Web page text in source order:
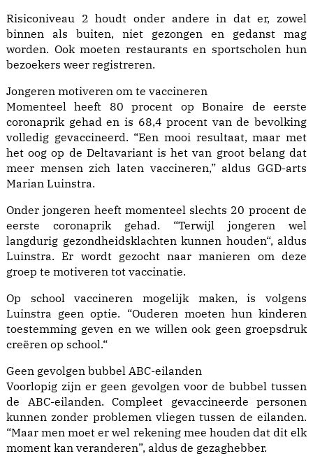
Risiconiveau 2 houdt onder andere in dat er, zowel
binnen als buiten, niet gezongen en gedanst mag
worden. Ook moeten restaurants en sportscholen hun
bezoekers weer registreren.
Jongeren motiveren om te vaccineren
Momenteel heeft 80 procent op Bonaire de eerste
coronaprik gehad en is 68,4 procent van de bevolking
volledig gevaccineerd. “Een mooi resultaat, maar met
het oog op de Deltavariant is het van groot belang dat
meer mensen zich laten vaccineren,” aldus GGD-arts
Marian Luinstra.
Onder jongeren heeft momenteel slechts 20 procent de
eerste coronaprik gehad. “Terwijl jongeren wel
langdurig gezondheidsklachten kunnen houden“, aldus
Luinstra. Er wordt gezocht naar manieren om deze
groep te motiveren tot vaccinatie.
Op school vaccineren mogelijk maken, is volgens
Luinstra geen optie. “Ouderen moeten hun kinderen
toestemming geven en we willen ook geen groepsdruk
creëren op school.“
Geen gevolgen bubbel ABC-eilanden
Voorlopig zijn er geen gevolgen voor de bubbel tussen
de ABC-eilanden. Compleet gevaccineerde personen
kunnen zonder problemen vliegen tussen de eilanden.
“Maar men moet er wel rekening mee houden dat dit elk
moment kan veranderen”, aldus de gezaghebber.